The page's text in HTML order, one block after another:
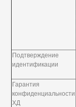
Подтверждение
идентификации
Гарантия
конфиденциальности
ХД